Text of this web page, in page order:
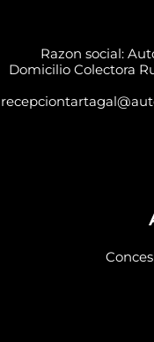
Razon social:
Domicilio Colectora